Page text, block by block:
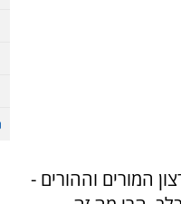
המורים וההורים -